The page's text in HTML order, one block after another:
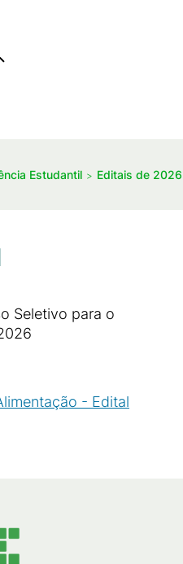
Estudantil Editais de 2026
Seletivo para o
- Edital